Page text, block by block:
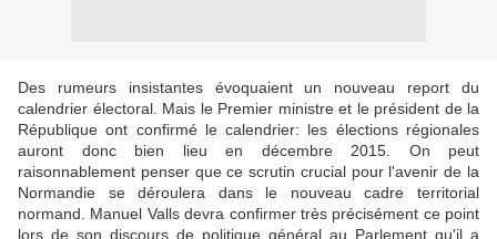
Des rumeurs insistantes évoquaient un nouveau report du
calendrier électoral. Mais le Premier ministre et le président de la
République ont confirmé le calendrier: les élections régionales
auront donc bien lieu en décembre 2015. On peut
raisonnablement penser que ce scrutin crucial pour l'avenir de la
Normandie se déroulera dans le nouveau cadre territorial
normand. Manuel Valls devra confirmer très précisément ce point
lors de son discours de politique général au Parlement qu'il a